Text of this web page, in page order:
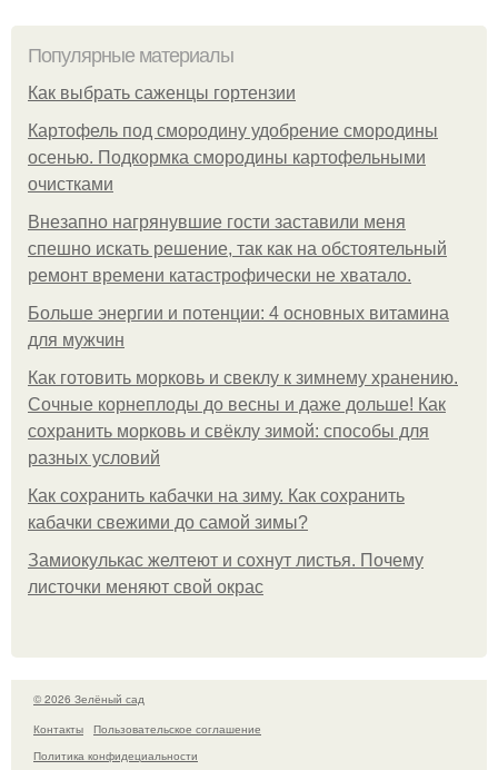
Популярные материалы
Как выбрать саженцы гортензии
Картофель под смородину удобрение смородины
осенью. Подкормка смородины картофельными
очистками
Внезапно нагрянувшие гости заставили меня
спешно искать решение, так как на обстоятельный
ремонт времени катастрофически не хватало.
Больше энергии и потенции: 4 основных витамина
для мужчин
Как готовить морковь и свеклу к зимнему хранению.
Сочные корнеплоды до весны и даже дольше! Как
сохранить морковь и свёклу зимой: способы для
разных условий
Как сохранить кабачки на зиму. Как сохранить
кабачки свежими до самой зимы?
Замиокулькас желтеют и сохнут листья. Почему
листочки меняют свой окрас
© 2026 Зелёный сад
Контакты
Пользовательское соглашение
Политика конфидециальности